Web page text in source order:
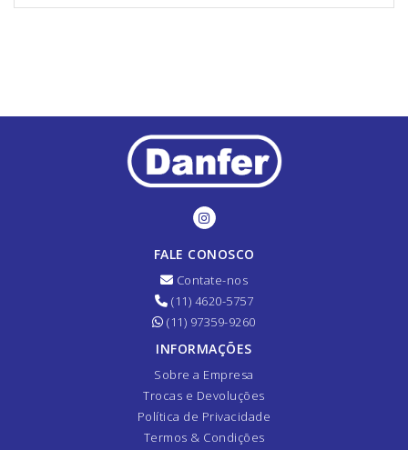
FALE CONOSCO
Contate-nos
(11) 4620-5757
(11) 97359-9260
INFORMAÇÕES
Sobre a Empresa
Trocas e Devoluções
Política de Privacidade
Termos & Condições